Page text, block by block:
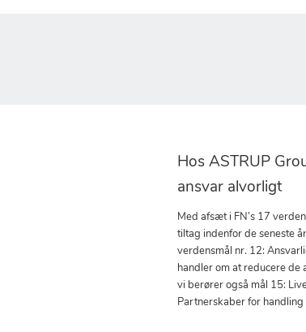
Hos ASTRUP
ansvar alvorligt
Med afsæt i FN’s 17
tiltag indenfor de seneste
verdensmål nr. 12:
handler om at reducere
vi berører også mål 15:
Partnerskaber for handling